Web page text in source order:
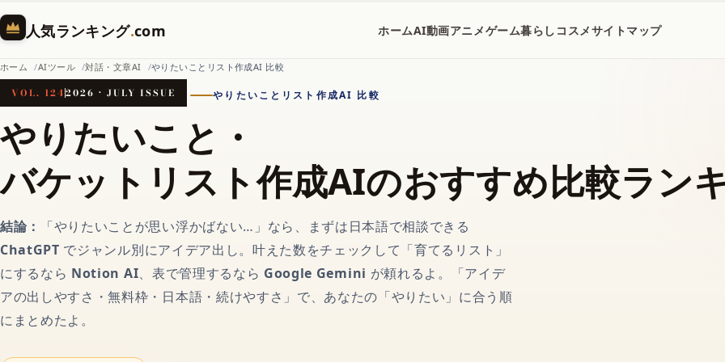
人気ランキング.com ホームAI動画アニメゲーム暮らし コスメサイトマップ
ホーム
AI（人工知能）
対話AIの記事一覧
AIチャットおすすめ
ホーム AIツール 対話・文章AI やりたいことリスト作成AI 比較
VOL. 1242026 · JULY ISSUE やりたいことリスト作成AI 比較
やりたいこと・
バケットリスト作成AIのおすすめ比較ラン
結論：
「やりたいことが思い浮かばない…」なら、まずは日本語で相談できる
ChatGPT でジャンル別にアイデア出し。叶えた数をチェックして「育てるリスト」
にするなら Notion AI、表で管理するなら Google Gemini が頼れるよ。「アイデ
アの出しやすさ・無料枠・日本語・続けやすさ」で、あなたの「やりたい」に合う順
にまとめたよ。